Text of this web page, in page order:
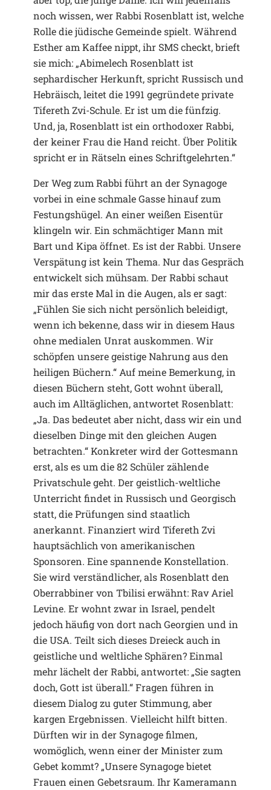
noch wissen, wer Rabbi Rosenblatt ist, welche
Rolle die jüdische Gemeinde spielt. Während
Esther am Kaffee nippt, ihr SMS checkt, brieft
sie mich: „Abimelech Rosenblatt ist
sephardischer Herkunft, spricht Russisch und
Hebräisch, leitet die 1991 gegründete private
Tifereth Zvi-Schule. Er ist um die fünfzig.
Und, ja, Rosenblatt ist ein orthodoxer Rabbi,
der keiner Frau die Hand reicht. Über Politik
spricht er in Rätseln eines Schriftgelehrten.“
Der Weg zum Rabbi führt an der Synagoge
vorbei in eine schmale Gasse hinauf zum
Festungshügel. An einer weißen Eisentür
klingeln wir. Ein schmächtiger Mann mit
Bart und Kipa öffnet. Es ist der Rabbi. Unsere
Verspätung ist kein Thema. Nur das Gespräch
entwickelt sich mühsam. Der Rabbi schaut
mir das erste Mal in die Augen, als er sagt:
„Fühlen Sie sich nicht persönlich beleidigt,
wenn ich bekenne, dass wir in diesem Haus
ohne medialen Unrat auskommen. Wir
schöpfen unsere geistige Nahrung aus den
heiligen Büchern.“ Auf meine Bemerkung, in
diesen Büchern steht, Gott wohnt überall,
auch im Alltäglichen, antwortet Rosenblatt:
„Ja. Das bedeutet aber nicht, dass wir ein und
dieselben Dinge mit den gleichen Augen
betrachten.“ Konkreter wird der Gottesmann
erst, als es um die 82 Schüler zählende
Privatschule geht. Der geistlich-weltliche
Unterricht findet in Russisch und Georgisch
statt, die Prüfungen sind staatlich
anerkannt. Finanziert wird Tifereth Zvi
hauptsächlich von amerikanischen
Sponsoren. Eine spannende Konstellation.
Sie wird verständlicher, als Rosenblatt den
Oberrabbiner von Tbilisi erwähnt: Rav Ariel
Levine. Er wohnt zwar in Israel, pendelt
jedoch häufig von dort nach Georgien und in
die USA. Teilt sich dieses Dreieck auch in
geistliche und weltliche Sphären? Einmal
mehr lächelt der Rabbi, antwortet: „Sie sagten
doch, Gott ist überall.“ Fragen führen in
diesem Dialog zu guter Stimmung, aber
kargen Ergebnissen. Vielleicht hilft bitten.
Dürften wir in der Synagoge filmen,
womöglich, wenn einer der Minister zum
Gebet kommt? „Unsere Synagoge bietet
Frauen einen Gebetsraum. Ihr Kameramann